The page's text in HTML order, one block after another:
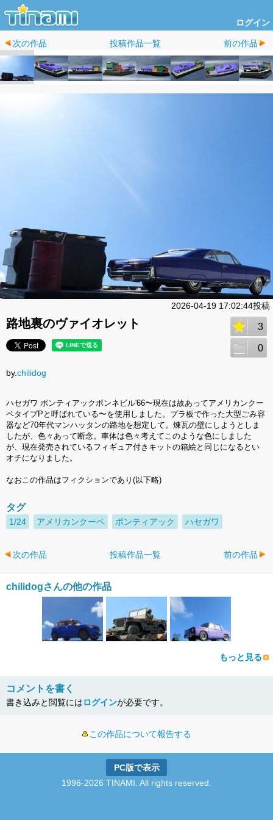
ログイン
次の作品 投稿作品一覧 前の作品
2026-04-19 17:02:44投稿
路地裏のヴァイオレット 3
0
by.chilidog
ハセガワ ポンティアックボンネビル'66〜現在は故あってアメリカンクー
ペタイプPと呼ばれている〜を使用しました。プラ板で作った大型ごみ容
器など70年代マンハッタンの路地を想定して。煉瓦の壁にしようとしま
したが、色々あって断念。車体は色々考えてこのような色にしました
が、現在発売されているフィギュア付きキットの箱絵と同じになるとい
オチになりました。
なおこの作品はフィクションであり(以下略)
タグ
1/24 アメリカンクーペ ポンティアック ハセガワ
次の作品 投稿作品一覧 前の作品
chilidogさんの他の作品
もっと見る
コメントを書く
書き込みと閲覧にはログインが必要です。
この作品について報告する
PC版で表示
1996-2026 TINAMI. All rights reserved.